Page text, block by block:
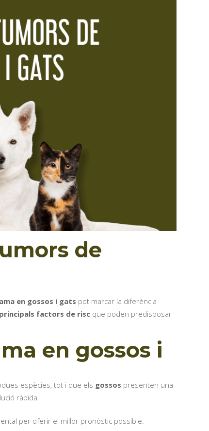
de
en gossos i gats pot marcar la diferència
principals factors de risc que poden predisposar
en gossos i
espècies, tot i que els gossos presenten una
ràpida.
per oferir el millor pronòstic possible.